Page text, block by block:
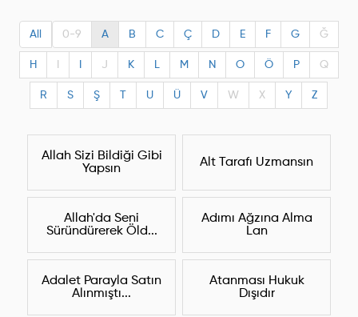
All 0-9 A B C Ç D E F G Ğ
H J K M N O Ö P Q
R S Ş T U Ü V W X Y Z
Allah Sizi Bildiği Gibi
Yapsın
Alt Tarafı Uzmansın
Allah'da Seni
Süründürerek Öld...
Adımı Ağzına Alma
Lan
Adalet Parayla Satın
Alınmıştı...
Atanması Hukuk
Dışıdır